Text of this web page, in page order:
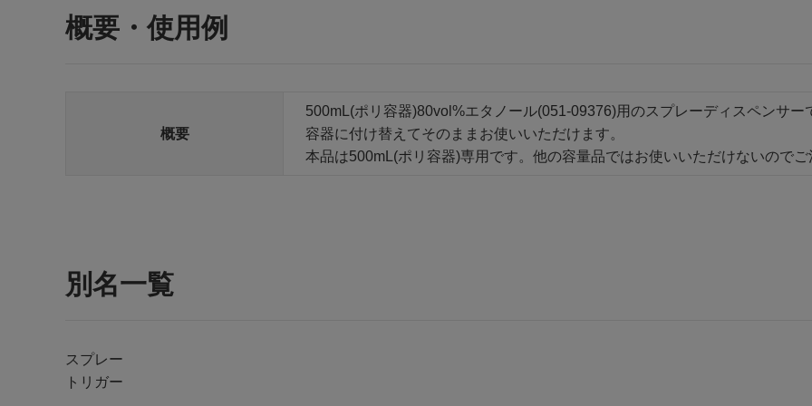
概要・使用例
概要
500mL(ポリ容器)80vol%エタノール(051-09376)用のスプレーディスペンサー
容器に付け替えてそのままお使いいただけます。
本品は500mL(ポリ容器)専用です。他の容量品ではお使いいただけないのでご
別名一覧
スプレー
トリガー